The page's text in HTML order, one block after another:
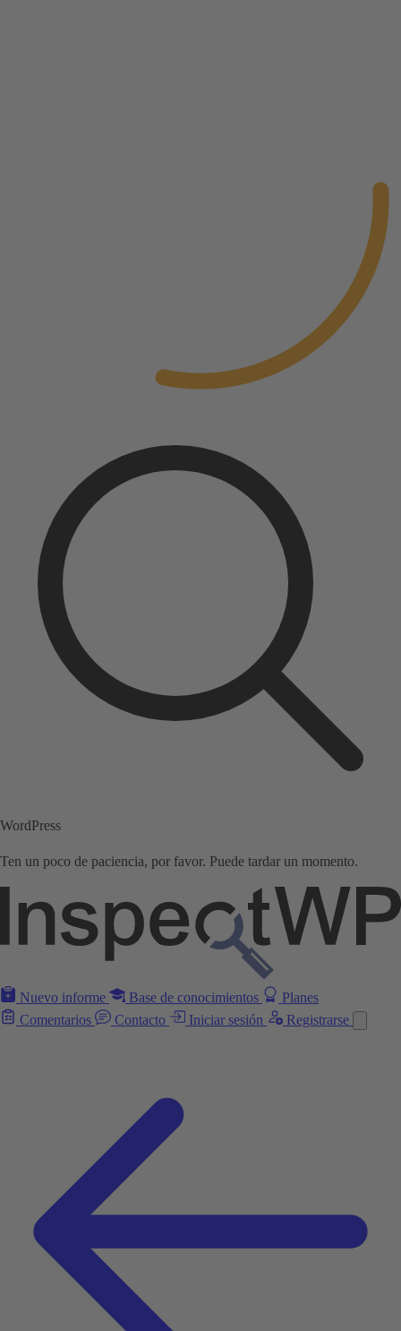
WordPress
Ten un poco de paciencia, por favor. Puede tardar un momento.
Nuevo informe Base de conocimientos
Planes
Comentarios
Contacto Iniciar sesión Registrarse